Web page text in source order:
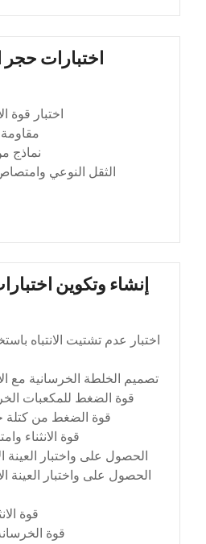
4. اختبارات حجر
اختبار قوة
مقاومة
نماذج
الثقل النوعي
5. إنشاء وتكوين
اختبار عدم تشتيت الانتباه
تصميم الخلطة الخرسانية مع
قوة الضغط للمكعبات
قوة الضغط من كتلة
قوة الانثناء
الحصول على واختبار العينة
الحصول على واختبار العينة
قوة
قوة